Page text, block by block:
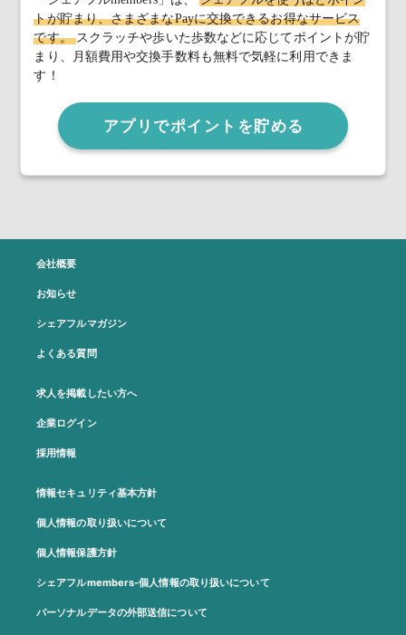
トが貯まり、さまざまなPayに交換できるお得なサービス
です。スクラッチや歩いた歩数などに応じてポイントが貯
まり、月額費用や交換手数料も無料で気軽に利用できま
す！
アプリでポイントを貯める
会社概要
お知らせ
シェアフルマガジン
よくある質問
求人を掲載したい方へ
企業ログイン
採用情報
情報セキュリティ基本方針
個人情報の取り扱いについて
個人情報保護方針
シェアフルmembers-個人情報の取り扱いについて
パーソナルデータの外部送信について